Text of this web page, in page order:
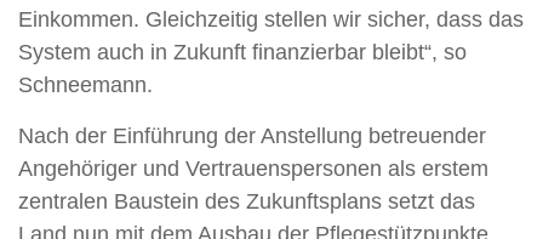
Einkommen. Gleichzeitig stellen wir sicher, dass das
System auch in Zukunft finanzierbar bleibt“, so
Schneemann.
Nach der Einführung der Anstellung betreuender
Angehöriger und Vertrauenspersonen als erstem
zentralen Baustein des Zukunftsplans setzt das
Land nun mit dem Ausbau der Pflegestützpunkte